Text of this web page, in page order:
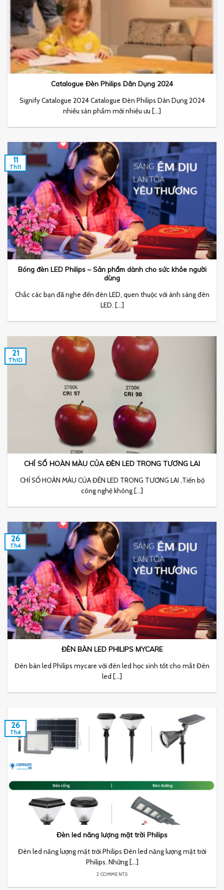
Catalogue Đèn Philips Dân Dụng 2024
Signify Catalogue 2024 Catalogue Đèn Philips Dân Dụng 2024
nhiều sản phẩm mới nhiều ưu [...]
Bóng đèn LED Philips – Sản phẩm dành cho sức khỏe người
dùng
Chắc các bạn đã nghe đến đèn LED, quen thuộc với ánh sáng đèn
LED. [...]
11
Th11
CHỈ SỐ HOÀN MÀU CỦA ĐÈN LED TRONG TƯƠNG LAI
CHỈ SỐ HOÀN MÀU CỦA ĐÈN LED TRONG TƯƠNG LAI ,Tiến bộ
công nghệ không [...]
21
Th10
ĐÈN BÀN LED PHILIPS MYCARE
Đèn bàn led Philips mycare với đèn led học sinh tốt cho mắt Đèn
led [...]
26
Th4
Đèn led năng lượng mặt trời Philips
Đèn led năng lượng mặt trời Philips Đèn led năng lượng mặt trời
Philips. Những [...]
2 COMMENTS
26
Th4